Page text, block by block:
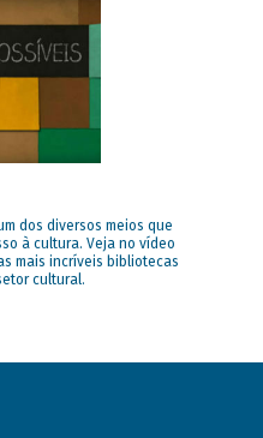
dos diversos meios que
à cultura. Veja no vídeo
mais incríveis bibliotecas
cultural.